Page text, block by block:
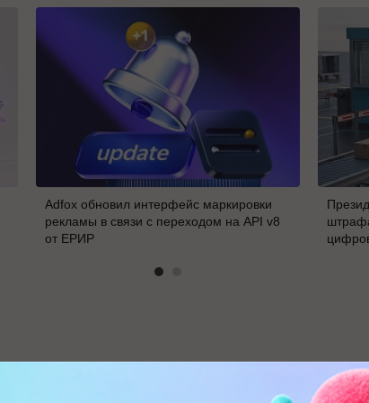
Adfox обновил интерфейс маркировки
рекламы в связи с переходом на API v8
от ЕРИР